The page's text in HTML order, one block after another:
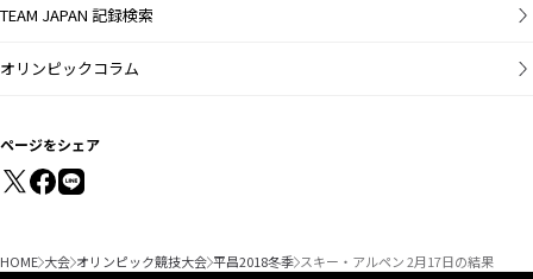
TEAM JAPAN 記録検索
オリンピックコラム
ページをシェア
HOME 大会 オリンピック競技大会 平昌2018冬季 スキー・アルペン 2月17日の結果